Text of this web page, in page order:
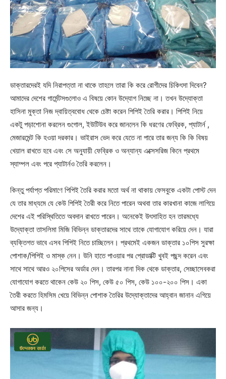
ডাক্তারদেরই যদি নিরাপত্তা না থাকে তাহলে তারা কি করে রোগীদের চিকিৎসা দিবেন?
আমাদের দেশের গার্মেন্টসগুলোও এ বিষয়ে কোন উদ্যোগ নিচ্ছে না। তখন উদ্যোক্তা
হাসিনা মুক্তা নিজ দ্বায়িত্ববোধ থেকে চেষ্টা করেন পিপিই তৈরি করার। পিপিই নিয়ে
একটু পড়াশোনা করলেন গুগোল, ইউটিউব করে জানলেন কি ধরণের ফেব্রিক, প্যাটার্ন ,
মেজারমেন্ট কি হওয়া দরকার। ভাইরাস ভেদ করে যেতে না পারে তার জন্য কি কি বিষয়
খেয়াল রাখতে হবে এবং সে অনুযায়ী ফেব্রিক ও অন্যান্য এক্সেসরিজ কিনে প্রথমে
স্যাম্পল এবং পরে প্যাটার্নও তৈরি করলেন।
কিন্তু পর্যাপ্ত পরিমাণে পিপিই তৈরি করার মতো অর্থ না থাকায় ফেসবুকে একটা পোস্ট দেন
যে তার মাধ্যমে যে কেউ পিপিই তৈরী করে নিতে পারেন অথবা তার কারখানা কাজে লাগিয়ে
দেশের এই পরিস্থিতিতে অবদান রাখতে পারেন। অনেকেই উৎসাহিত হন তারমধ্যে
উদ্যোক্তা তাসলিমা মিজি বিভিন্ন ডাক্তারদের সাথে তাকে যোগাযোগ করিয়ে দেন। যারা
ব্যক্তিগত ভাবে এসব পিপিই নিতে চাচ্ছিলেন। প্রথমেই একজন ডাক্তার ১০পিস সুরক্ষা
পোশাক/পিপিই ও মাস্ক নেন। উনি হাতে পাওয়ার পর প্রোডাক্টি খুবই পছন্দ করেন এবং
সাথে সাথে আরও ২০পিসের অর্ডার দেন। তারপর নানা দিক থেকে ডাক্তার, সেচ্ছাসেবকরা
যোগাযোগ করতে থাকেন কেউ ২০ পিস, কেউ ৫০ পিস, কেউ ১০০-২০০ পিস। একা
তৈরী করতে হিমসিম খেয়ে বিভিন্ন পোশাক তৈরির উদ্যোক্তাদের আহ্বান জানান এগিয়ে
আসার জন্য।